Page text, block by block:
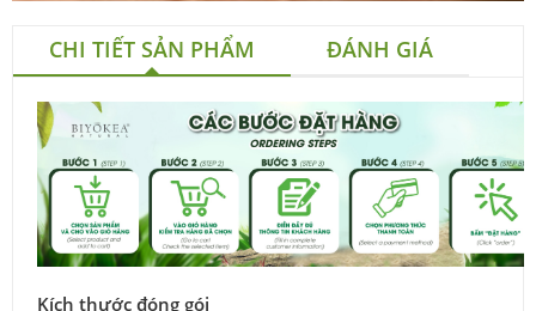
CHI TIẾT SẢN PHẨM ĐÁNH GIÁ
Kích thước đóng gói